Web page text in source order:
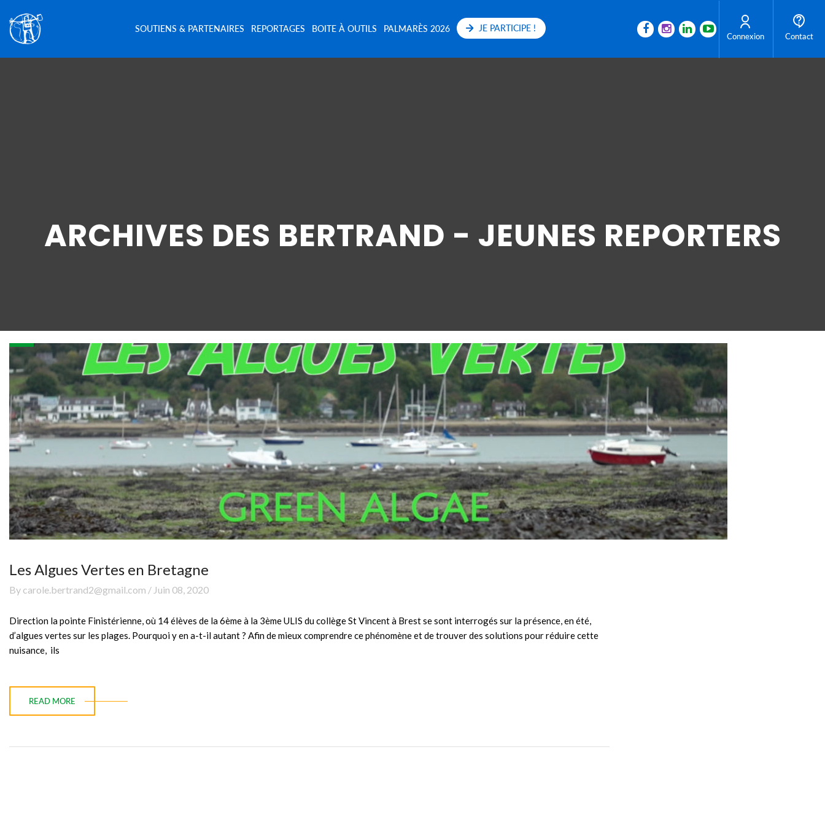
SOUTIENS & PARTENAIRES REPORTAGES BOITE À OUTILS PALMARÈS 2026 JE PARTICIPE !
Connexion Contact
ARCHIVES DES BERTRAND - JEUNES REPORTERS
Les Algues Vertes en Bretagne
By carole.bertrand2@gmail.com / Juin 08, 2020
Direction la pointe Finistérienne, où 14 élèves de la 6ème à la 3ème ULIS du collège St Vincent à Brest se sont interrogés sur la présence, en été,
d’algues vertes sur les plages. Pourquoi y en a-t-il autant ? Afin de mieux comprendre ce phénomène et de trouver des solutions pour réduire cette
nuisance, ils
READ MORE